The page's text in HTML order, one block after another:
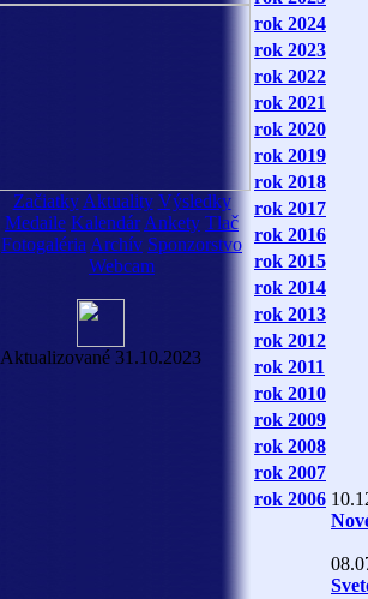
Začiatky Aktuality Výsledky
Medaile Kalendár Ankety Tlač
Fotogaléria Archív Sponzorstvo
Webcam
Aktualizované 31.10.2023
rok 2024
rok 2023
rok 2022
rok 2021
rok 2020
rok 2019
rok 2018
rok 2017
rok 2016
rok 2015
rok 2014
rok 2013
rok 2012
rok 2011
rok 2010
rok 2009
rok 2008
rok 2007
rok 2006